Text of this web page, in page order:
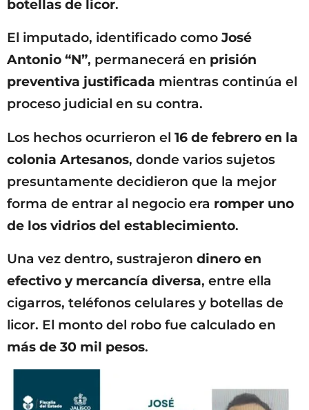
botellas de licor.
El imputado, identificado como José
Antonio “N”, permanecerá en prisión
preventiva justificada mientras continúa el
proceso judicial en su contra.
Los hechos ocurrieron el 16 de febrero en la
colonia Artesanos, donde varios sujetos
presuntamente decidieron que la mejor
forma de entrar al negocio era romper uno
de los vidrios del establecimiento.
Una vez dentro, sustrajeron dinero en
efectivo y mercancía diversa, entre ella
cigarros, teléfonos celulares y botellas de
licor. El monto del robo fue calculado en
más de 30 mil pesos.